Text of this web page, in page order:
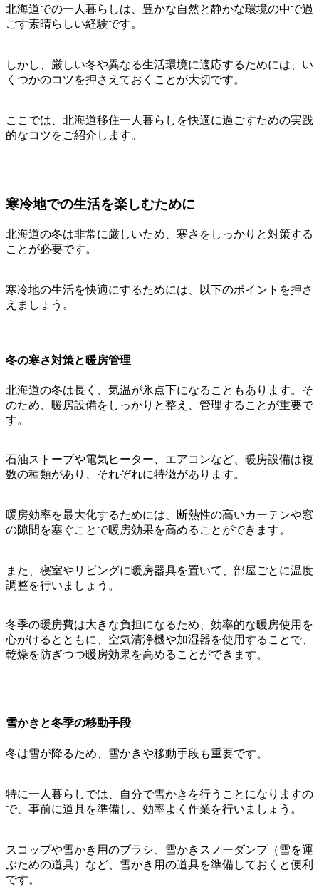
北海道での一人暮らしは、豊かな自然と静かな環境の中で過
ごす素晴らしい経験です。
しかし、厳しい冬や異なる生活環境に適応するためには、い
くつかのコツを押さえておくことが大切です。
ここでは、北海道移住一人暮らしを快適に過ごすための実践
的なコツをご紹介します。
寒冷地での生活を楽しむために
北海道の冬は非常に厳しいため、寒さをしっかりと対策する
ことが必要です。
寒冷地の生活を快適にするためには、以下のポイントを押さ
えましょう。
冬の寒さ対策と暖房管理
北海道の冬は長く、気温が氷点下になることもあります。そ
のため、暖房設備をしっかりと整え、管理することが重要で
す。
石油ストーブや電気ヒーター、エアコンなど、暖房設備は複
数の種類があり、それぞれに特徴があります。
暖房効率を最大化するためには、断熱性の高いカーテンや窓
の隙間を塞ぐことで暖房効果を高めることができます。
また、寝室やリビングに暖房器具を置いて、部屋ごとに温度
調整を行いましょう。
冬季の暖房費は大きな負担になるため、効率的な暖房使用を
心がけるとともに、空気清浄機や加湿器を使用することで、
乾燥を防ぎつつ暖房効果を高めることができます。
雪かきと冬季の移動手段
冬は雪が降るため、雪かきや移動手段も重要です。
特に一人暮らしでは、自分で雪かきを行うことになりますの
で、事前に道具を準備し、効率よく作業を行いましょう。
スコップや雪かき用のブラシ、雪かきスノーダンプ（雪を運
ぶための道具）など、雪かき用の道具を準備しておくと便利
です。